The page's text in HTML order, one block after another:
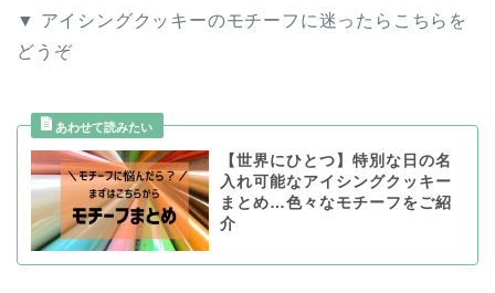
▼ アイシングクッキーのモチーフに迷ったらこちらを
どうぞ
【世界にひとつ】特別な日の名
入れ可能なアイシングクッキー
まとめ…色々なモチーフをご紹
介